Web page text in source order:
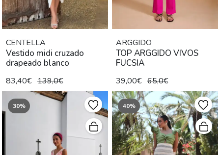
CENTELLA
Vestido midi cruzado
drapeado blanco
83,40€ 139,0€
ARGGIDO
TOP ARGGIDO VIVOS
FUCSIA
39,00€ 65,0€
30% 40%